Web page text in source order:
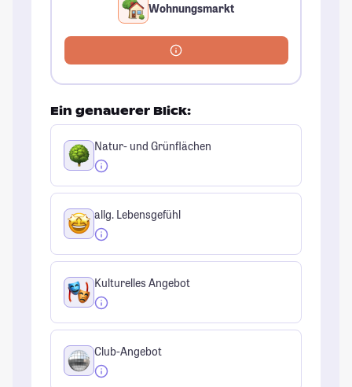
Wohnungsmarkt
Ein genauerer Blick:
Natur- und Grünflächen
allg. Lebensgefühl
Kulturelles Angebot
Club-Angebot